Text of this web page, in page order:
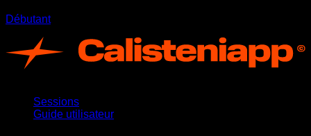
Débutant
Sessions
Guide utilisateur